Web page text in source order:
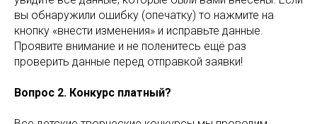
вы обнаружили ошибку (опечатку) то нажмите на
кнопку «внести изменения» и исправьте данные.
Проявите внимание и не поленитесь ещё раз
проверить данные перед отправкой заявки!
Вопрос 2. Конкурс платный?